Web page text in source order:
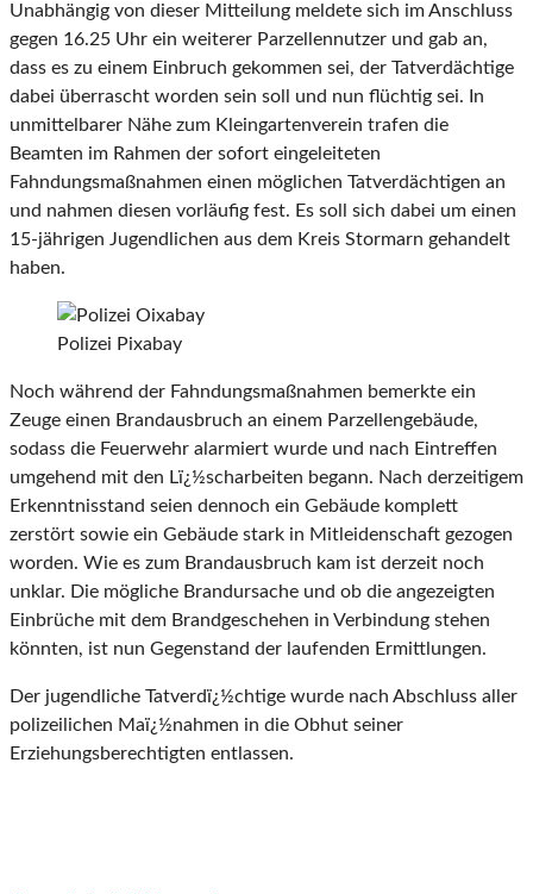
Unabhängig von dieser Mitteilung meldete sich im Anschluss
gegen 16.25 Uhr ein weiterer Parzellennutzer und gab an,
dass es zu einem Einbruch gekommen sei, der Tatverdächtige
dabei überrascht worden sein soll und nun flüchtig sei. In
unmittelbarer Nähe zum Kleingartenverein trafen die
Beamten im Rahmen der sofort eingeleiteten
Fahndungsmaßnahmen einen möglichen Tatverdächtigen an
und nahmen diesen vorläufig fest. Es soll sich dabei um einen
15-jährigen Jugendlichen aus dem Kreis Stormarn gehandelt
haben.
Polizei Pixabay
Noch während der Fahndungsmaßnahmen bemerkte ein
Zeuge einen Brandausbruch an einem Parzellengebäude,
sodass die Feuerwehr alarmiert wurde und nach Eintreffen
umgehend mit den Lï¿½scharbeiten begann. Nach derzeitigem
Erkenntnisstand seien dennoch ein Gebäude komplett
zerstört sowie ein Gebäude stark in Mitleidenschaft gezogen
worden. Wie es zum Brandausbruch kam ist derzeit noch
unklar. Die mögliche Brandursache und ob die angezeigten
Einbrüche mit dem Brandgeschehen in Verbindung stehen
könnten, ist nun Gegenstand der laufenden Ermittlungen.
Der jugendliche Tatverdï¿½chtige wurde nach Abschluss aller
polizeilichen Maï¿½nahmen in die Obhut seiner
Erziehungsberechtigten entlassen.